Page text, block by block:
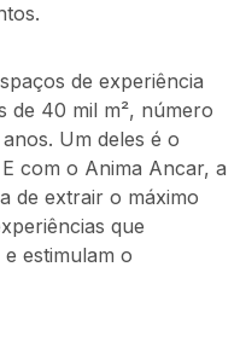
de experiência
de 40 mil m², número
Um deles é o
com o Anima Ancar, a
de extrair o máximo
que
estimulam o